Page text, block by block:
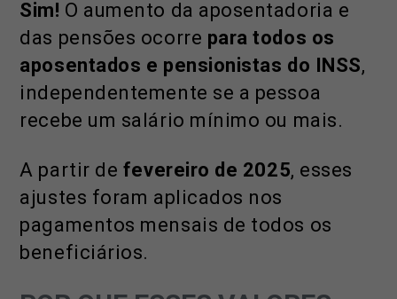
Sim! O aumento da aposentadoria e
das pensões ocorre para todos os
aposentados e pensionistas do INSS,
independentemente se a pessoa
recebe um salário mínimo ou mais.
A partir de fevereiro de 2025, esses
ajustes foram aplicados nos
pagamentos mensais de todos os
beneficiários.